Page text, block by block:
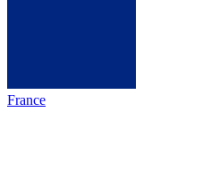
France